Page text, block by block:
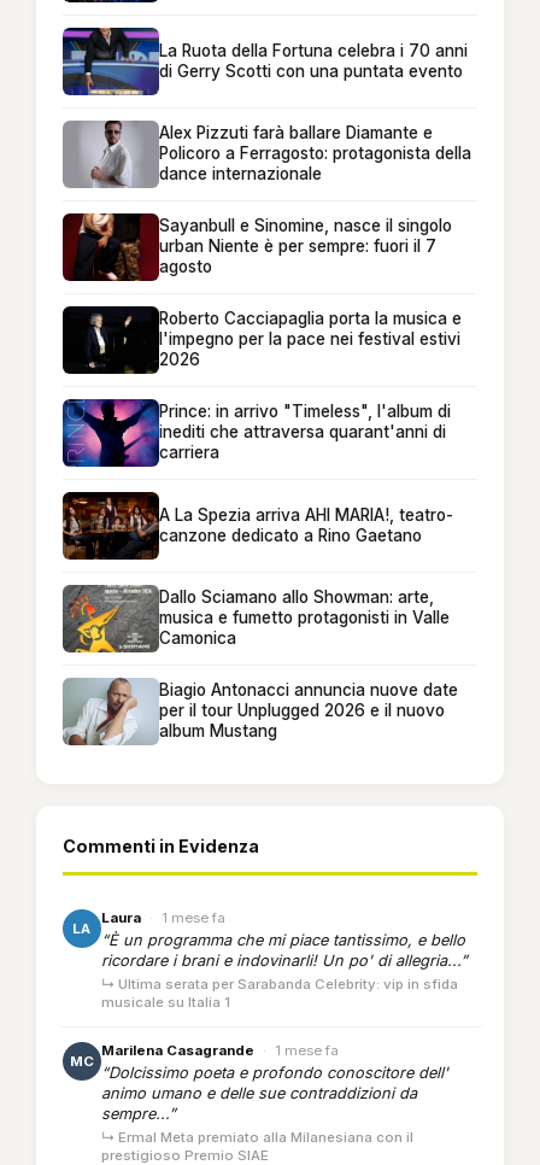
La Ruota della Fortuna celebra i 70 anni
di Gerry Scotti con una puntata evento
Alex Pizzuti farà ballare Diamante e
Policoro a Ferragosto: protagonista della
dance internazionale
Sayanbull e Sinomine, nasce il singolo
urban Niente è per sempre: fuori il 7
agosto
Roberto Cacciapaglia porta la musica e
l'impegno per la pace nei festival estivi
2026
Prince: in arrivo "Timeless", l'album di
inediti che attraversa quarant'anni di
carriera
A La Spezia arriva AHI MARIA!, teatro-
canzone dedicato a Rino Gaetano
Dallo Sciamano allo Showman: arte,
musica e fumetto protagonisti in Valle
Camonica
Biagio Antonacci annuncia nuove date
per il tour Unplugged 2026 e il nuovo
album Mustang
Commenti in Evidenza
LA
Laura · 1 mese fa
“È un programma che mi piace tantissimo, e bello
ricordare i brani e indovinarli! Un po' di allegria...”
↳ Ultima serata per Sarabanda Celebrity: vip in sfida
musicale su Italia 1
MC
Marilena Casagrande · 1 mese fa
“Dolcissimo poeta e profondo conoscitore dell'
animo umano e delle sue contraddizioni da
sempre...”
↳ Ermal Meta premiato alla Milanesiana con il
prestigioso Premio SIAE